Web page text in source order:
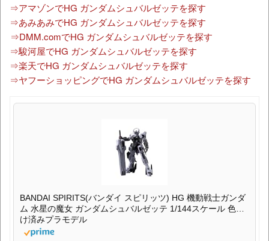
⇒アマゾンでHG ガンダムシュバルゼッテを探す
⇒あみあみでHG ガンダムシュバルゼッテを探す
⇒DMM.comでHG ガンダムシュバルゼッテを探す
⇒駿河屋でHG ガンダムシュバルゼッテを探す
⇒楽天でHG ガンダムシュバルゼッテを探す
⇒ヤフーショッピングでHG ガンダムシュバルゼッテを探す
BANDAI SPIRITS(バンダイ スピリッツ) HG 機動戦士ガンダ
ム 水星の魔女 ガンダムシュバルゼッテ 1/144スケール 色分
け済みプラモデル